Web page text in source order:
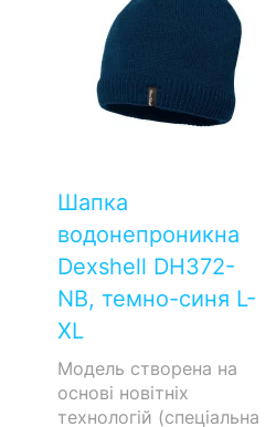
Шапка
водонепроникна
Dexshell DH372-
NB, темно-синя L-
XL
Модель створена на
основі новітніх
технологій (спеціальна